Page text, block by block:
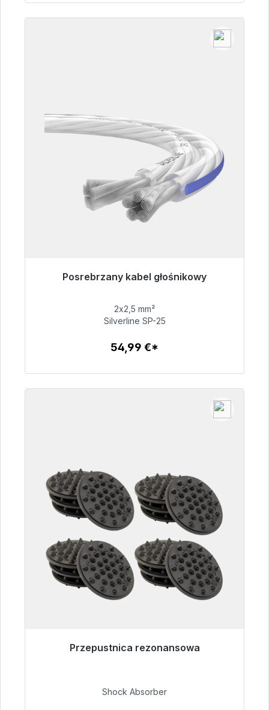
Posrebrzany kabel głośnikowy
Gotowy do natychmiastowej wysyłki, czas
54,99 €
2x2,5 mm²
Silverline SP-25
54,99 €*
Przepustnica rezonansowa
Gotowy do natychmiastowej wysyłki, czas
54,99 €
Shock Absorber